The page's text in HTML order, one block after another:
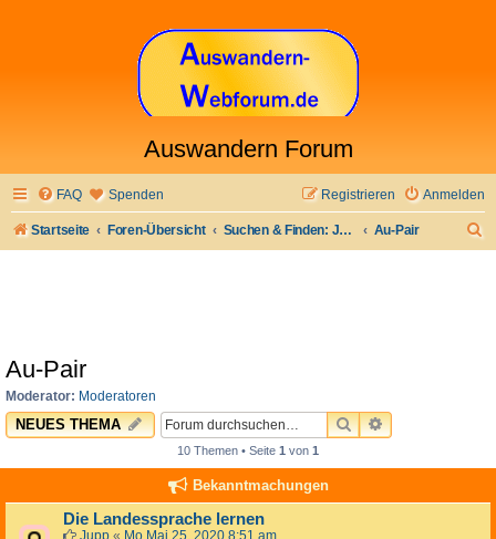
Auswandern Forum
FAQ Spenden Anmelden
Registrieren
Startseite Foren-Übersicht Suchen & Finden: Jobs & Arbeit und anderes Au-Pair
Au-Pair
Moderator: Moderatoren
NEUES THEMA SUCHEERWEITERTE
10 Themen • Seite 1 von 1
Bekanntmachungen
Die Landessprache lernen